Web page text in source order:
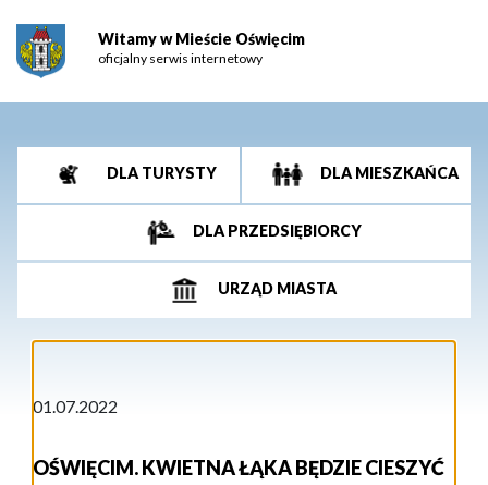
Witamy w Mieście Oświęcim
oficjalny serwis internetowy
DLA TURYSTY DLA MIESZKAŃCA
DLA PRZEDSIĘBIORCY
URZĄD MIASTA
01.07.2022
OŚWIĘCIM. KWIETNA ŁĄKA BĘDZIE CIESZYĆ